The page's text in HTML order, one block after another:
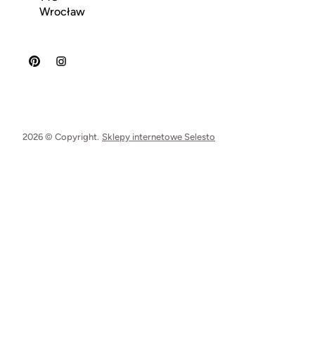
Wrocław
2026 © Copyright. Sklepy internetowe Selesto